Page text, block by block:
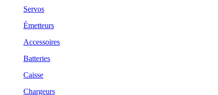
Servos
Émetteurs
Accessoires
Batteries
Caisse
Chargeurs